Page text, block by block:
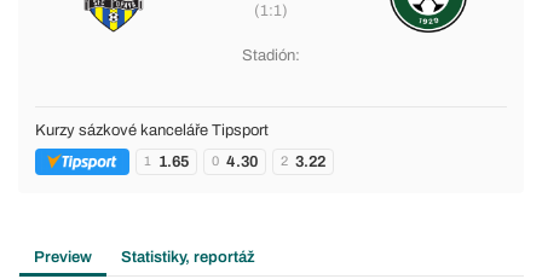
(1:1)
Stadión:
Kurzy sázkové kanceláře Tipsport
1 1.65 0 4.30 2 3.22
Preview Statistiky, reportáž